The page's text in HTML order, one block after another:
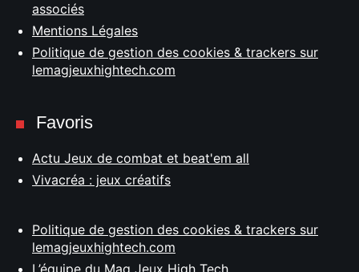
associés
Mentions Légales
Politique de gestion des cookies & trackers sur
lemagjeuxhightech.com
Favoris
Actu Jeux de combat et beat'em all
Vivacréa : jeux créatifs
Politique de gestion des cookies & trackers sur
lemagjeuxhightech.com
L’équipe du Mag Jeux High Tech